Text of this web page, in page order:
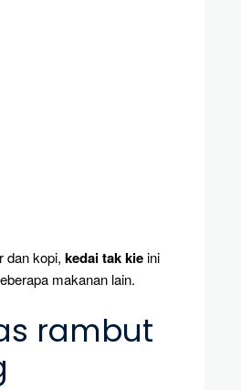
dan kopi, kedai tak kieini
makanan lain.
rambut